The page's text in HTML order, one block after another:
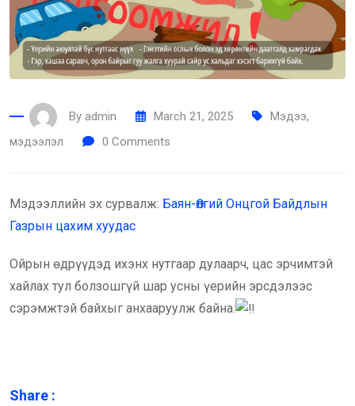
By admin March 21, 2025
Мэдээ,
мэдээлэл
0 Comments
Мэдээллийн эх сурвалж: Баян-Өлгий Онцгой Байдлын
Газрын цахим хуудас
Ойрын өдрүүдэд ихэнх нутгаар дулаарч, цас эрчимтэй
хайлах тул болзошгүй шар усны үерийн эрсдэлээс
сэрэмжтэй байхыг анхааруулж байна.
Share :